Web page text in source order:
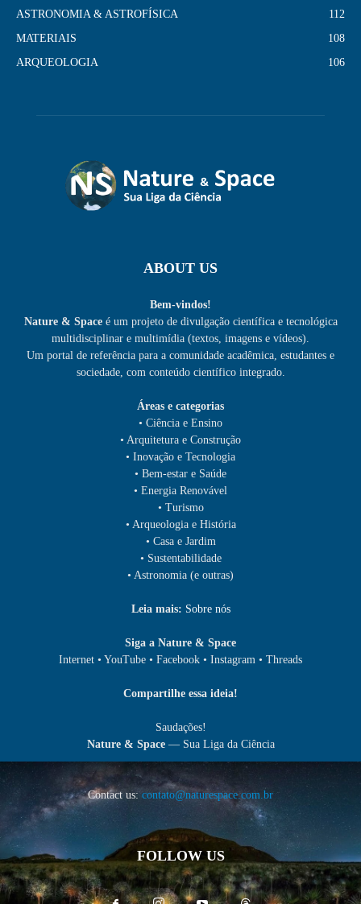
ASTRONOMIA & ASTROFÍSICA
112
MATERIAIS
108
ARQUEOLOGIA
106
ABOUT US
Bem-vindos!
Nature & Spaceé um projeto de divulgação científica e tecnológica
multidisciplinar e multimídia (textos, imagens e vídeos).
Um portal de referência para a comunidade acadêmica, estudantes e
sociedade, com conteúdo científico integrado.
Áreas e categorias
• Ciência e Ensino
• Arquitetura e Construção
• Inovação e Tecnologia
• Bem-estar e Saúde
• Energia Renovável
• Turismo
• Arqueologia e História
• Casa e Jardim
• Sustentabilidade
• Astronomia (e outras)
Leia mais: Sobre nós
Siga a Nature & Space
Internet • YouTube • Facebook • Instagram • Threads
Compartilhe essa ideia!
Saudações!
Nature & Space— Sua Liga da Ciência
Contact us:contato@naturespace.com.br
FOLLOW US